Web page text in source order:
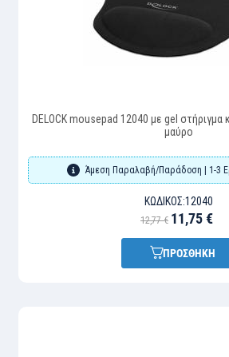
DELOCK mousepad 12040 με gel στήριγμα
μαύρο
Άμεση Παραλαβή/Παράδοση | 1-3
ΚΩΔΙΚΌΣ:12040
12,77 € 11,75 €
ΠΡΟΣΘΗΚΗ